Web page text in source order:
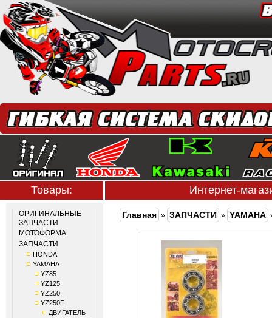
Товары: Интернет-
ОРИГИНАЛЬНЫЕ
ЗАПЧАСТИ
МОТОФОРМА
ЗАПЧАСТИ
HONDA
YAMAHA
YZ85
YZ125
YZ250
YZ250F
ДВИГАТЕЛЬ
Главная » ЗАПЧАСТИ » YAMAHA